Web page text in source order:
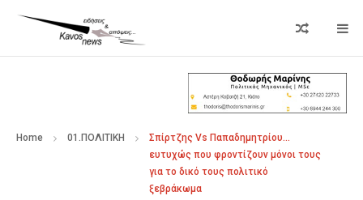
Home 01.ΠΟΛΙΤΙΚΗ
Σπίρτζης Vs Παπαδημητρίου…
ευτυχώς που φροντίζουν μόνοι τους
για το δικό τους πολιτικό
ξεβράκωμα